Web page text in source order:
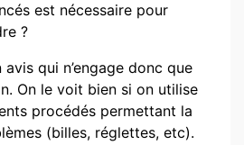
est nécessaire pour
?
qui n’engage donc que
On le voit bien si on utilise
procédés permettant la
(billes, réglettes, etc).